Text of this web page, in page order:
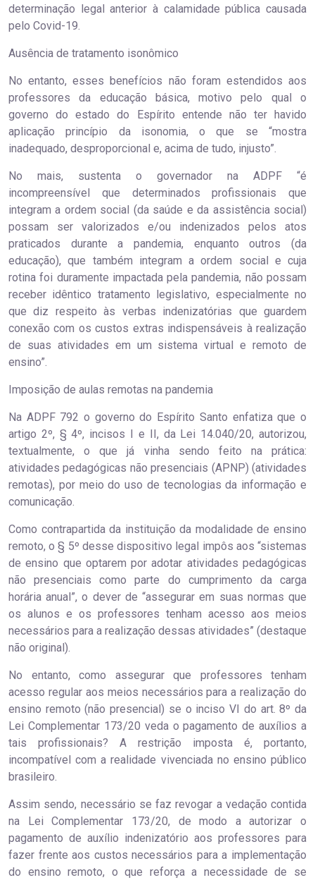
determinação legal anterior à calamidade pública causada
pelo Covid-19.
Ausência de tratamento isonômico
No entanto, esses benefícios não foram estendidos aos
professores da educação básica, motivo pelo qual o
governo do estado do Espírito entende não ter havido
aplicação princípio da isonomia, o que se “mostra
inadequado, desproporcional e, acima de tudo, injusto”.
No mais, sustenta o governador na ADPF “é
incompreensível que determinados profissionais que
integram a ordem social (da saúde e da assistência social)
possam ser valorizados e/ou indenizados pelos atos
praticados durante a pandemia, enquanto outros (da
educação), que também integram a ordem social e cuja
rotina foi duramente impactada pela pandemia, não possam
receber idêntico tratamento legislativo, especialmente no
que diz respeito às verbas indenizatórias que guardem
conexão com os custos extras indispensáveis à realização
de suas atividades em um sistema virtual e remoto de
ensino”.
Imposição de aulas remotas na pandemia
Na ADPF 792 o governo do Espírito Santo enfatiza que o
artigo 2º, § 4º, incisos I e II, da Lei 14.040/20, autorizou,
textualmente, o que já vinha sendo feito na prática:
atividades pedagógicas não presenciais (APNP) (atividades
remotas), por meio do uso de tecnologias da informação e
comunicação.
Como contrapartida da instituição da modalidade de ensino
remoto, o § 5º desse dispositivo legal impôs aos “sistemas
de ensino que optarem por adotar atividades pedagógicas
não presenciais como parte do cumprimento da carga
horária anual”, o dever de “assegurar em suas normas que
os alunos e os professores tenham acesso aos meios
necessários para a realização dessas atividades” (destaque
não original).
No entanto, como assegurar que professores tenham
acesso regular aos meios necessários para a realização do
ensino remoto (não presencial) se o inciso VI do art. 8º da
Lei Complementar 173/20 veda o pagamento de auxílios a
tais profissionais? A restrição imposta é, portanto,
incompatível com a realidade vivenciada no ensino público
brasileiro.
Assim sendo, necessário se faz revogar a vedação contida
na Lei Complementar 173/20, de modo a autorizar o
pagamento de auxílio indenizatório aos professores para
fazer frente aos custos necessários para a implementação
do ensino remoto, o que reforça a necessidade de se